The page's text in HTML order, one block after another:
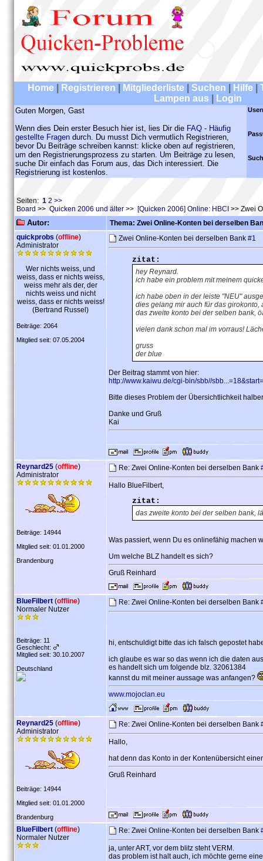
Home Registrieren Mitgliederliste Suchen Hilfe
Lampen aus
Login
Guten Morgen, Gast
Wenn dies Dein erster Besuch hier ist, lies Dir die FAQ - Häufig
gestellte Fragen durch. Du musst Dich vermutlich Registrieren,
bevor Du Beiträge schreiben kannst: klicke oben auf registrieren,
um den Registrierungsprozess zu starten. Um Beiträge zu lesen,
suche Dir einfach das Forum aus, das Dich interessiert. Die
Registrierung ist kostenlos.
Seiten: 1 2 >>
Board >> Quicken 2006 und älter >> [Quicken 2006] Online: HBCI >> Zwei
Autor:
Thema: Zwei Online-Konten bei derselben
quickprobs (offline)
Administrator
Wer nichts weiss, und
weiss, dass er nichts weiss,
weiss mehr als der, der
nichts weiss und nicht
weiss, dass er nichts weiss!
(Bertrand Russel)
Beiträge: 2064
Mitglied seit: 07.05.2004
Zwei Online-Konten bei derselben Bank #1
zitat:
hey Reynard.
ich habe ein problem mit meinem
ich habe oben in der leiste "NEU"
dies gelang mir auch für das
das zweite konto bei der selben bank,
vielen dank schon mal im vorraus!
gruss
der blue
Der Beitrag stammt von hier:
http://www.kaiwu.de/cgi-bin/sbb//
Bitte dieses Problem der Übersichtlichkeit
Danke und Gruß
Kai
Reynard25 (offline)
Administrator
Beiträge: 14944
Mitglied seit: 01.01.2000
Brandenburg
Re: Zwei Online-Konten bei derselben Bank
Hallo BlueFilbert,
zitat:
das zweite konto bei der selben bank,
Was passiert, wenn Du es onlinefähig machen
Um welche BLZ handelt es sich?
Gruß Reinhard
BlueFilbert (offline)
Normaler Nutzer
Beiträge: 11
Geschlecht:
Mitglied seit: 30.10.2007
Deutschland
Re: Zwei Online-Konten bei derselben Bank
hi, entschuldigt bitte das ich falsch gepostet
ich glaube es war so das wenn ich die daten
es handelt sich um folgende blz. 32061384
kannst du mit meiner aussage was anfangen?
www.mojoclan.eu
Reynard25 (offline)
Administrator
Beiträge: 14944
Mitglied seit: 01.01.2000
Brandenburg
Re: Zwei Online-Konten bei derselben Bank
Hallo,
hat denn das Konto in der Kontenübersicht
Gruß Reinhard
BlueFilbert (offline)
Normaler Nutzer
Re: Zwei Online-Konten bei derselben Bank
ja, unter ART, vor dem blitz steht VERM.
das problem ist halt auch, ich möchte gerne